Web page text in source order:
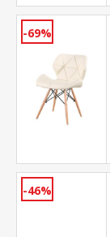
-69%
-46%